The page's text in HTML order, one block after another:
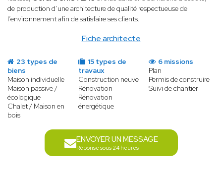
Fiche architecte
de production d’une architecture de qualité respectueuse de
l’environnement afin de satisfaire ses clients.
23 types de
biens
Maison individuelle
Maison passive /
écologique
Chalet / Maison en
bois
15 types de
travaux
Construction neuve
Rénovation
Rénovation
énergétique
6 missions
Plan
Permis de construire
Suivi de chantier
ENVOYER UN MESSAGE
Réponse sous 24 heures